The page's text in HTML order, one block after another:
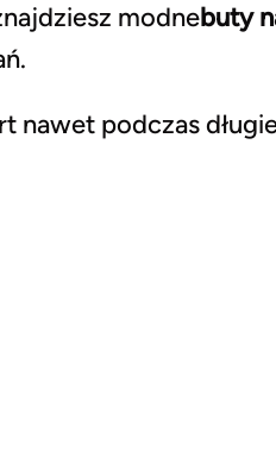
modnebuty
nawet podczas